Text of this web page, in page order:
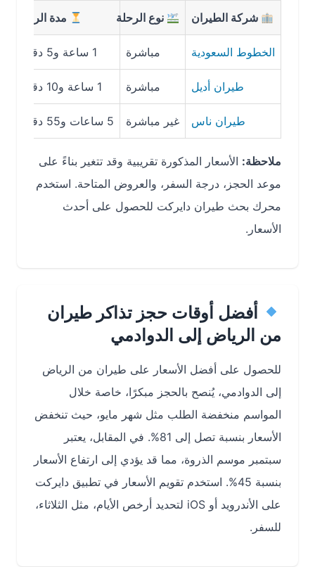
شركة الطيران نوع الرحلة مدة الرحلة
الخطوط السعودية مباشرة
طيران أديل مباشرة 1 ساعة و10 دقائق
طيران ناس غير مباشرة 5 ساعات و55 دقيقة
ملاحظة:الأسعار المذكورة تقريبية وقد تتغير بناءً على
موعد الحجز، درجة السفر، والعروض المتاحة. استخدم
محرك بحث طيران دايركت للحصول على أحدث
الأسعار.
أفضل أوقات حجز تذاكر طيران
من الرياض إلى الدوادمي
للحصول على أفضل الأسعار على طيران من الرياض
إلى الدوادمي، يُنصح بالحجز مبكرًا، خاصة خلال
المواسم منخفضة الطلب مثل شهر مايو، حيث تنخفض
الأسعار بنسبة تصل إلى 81%. في المقابل، يعتبر
سبتمبر موسم الذروة، مما قد يؤدي إلى ارتفاع الأسعار
بنسبة 45%. استخدم تقويم الأسعار في تطبيق دايركت
على الأندرويد أو iOS لتحديد أرخص الأيام، مثل الثلاثاء،
للسفر.